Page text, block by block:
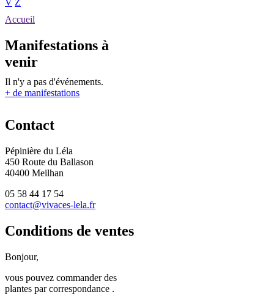
V Z
Accueil
Manifestations à
venir
Il n'y a pas d'événements.
+ de manifestations
Contact
Pépinière du Léla
450 Route du Ballason
40400 Meilhan
05 58 44 17 54
contact@vivaces-lela.fr
Conditions de ventes
Bonjour,
vous pouvez commander des
plantes par correspondance .